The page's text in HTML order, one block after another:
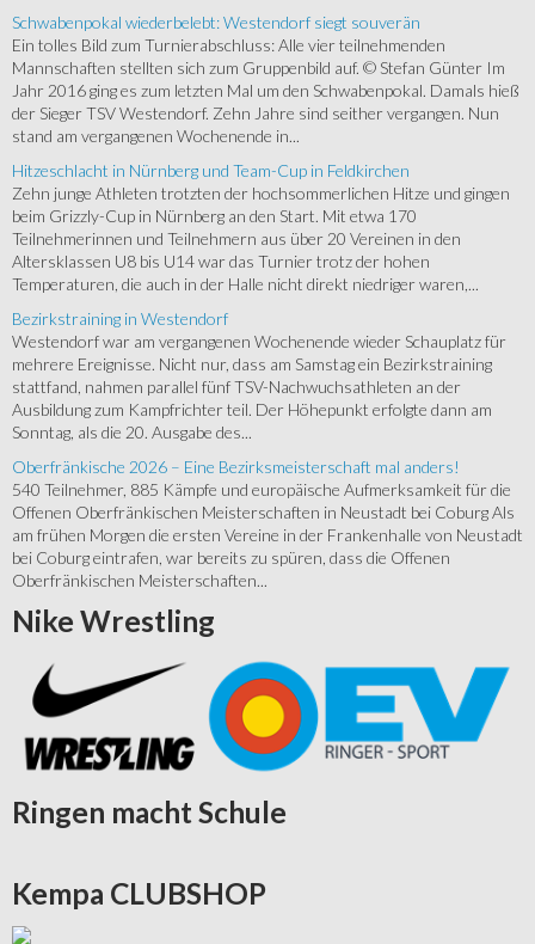
Schwabenpokal wiederbelebt: Westendorf siegt souverän
Ein tolles Bild zum Turnierabschluss: Alle vier teilnehmenden
Mannschaften stellten sich zum Gruppenbild auf. © Stefan Günter Im
Jahr 2016 ging es zum letzten Mal um den Schwabenpokal. Damals hieß
der Sieger TSV Westendorf. Zehn Jahre sind seither vergangen. Nun
stand am vergangenen Wochenende in...
Hitzeschlacht in Nürnberg und Team-Cup in Feldkirchen
Zehn junge Athleten trotzten der hochsommerlichen Hitze und gingen
beim Grizzly-Cup in Nürnberg an den Start. Mit etwa 170
Teilnehmerinnen und Teilnehmern aus über 20 Vereinen in den
Altersklassen U8 bis U14 war das Turnier trotz der hohen
Temperaturen, die auch in der Halle nicht direkt niedriger waren,...
Bezirkstraining in Westendorf
Westendorf war am vergangenen Wochenende wieder Schauplatz für
mehrere Ereignisse. Nicht nur, dass am Samstag ein Bezirkstraining
stattfand, nahmen parallel fünf TSV-Nachwuchsathleten an der
Ausbildung zum Kampfrichter teil. Der Höhepunkt erfolgte dann am
Sonntag, als die 20. Ausgabe des...
Oberfränkische 2026 – Eine Bezirksmeisterschaft mal anders!
540 Teilnehmer, 885 Kämpfe und europäische Aufmerksamkeit für die
Offenen Oberfränkischen Meisterschaften in Neustadt bei Coburg Als
am frühen Morgen die ersten Vereine in der Frankenhalle von Neustadt
bei Coburg eintrafen, war bereits zu spüren, dass die Offenen
Oberfränkischen Meisterschaften...
Nike Wrestling
Ringen macht Schule
Kempa CLUBSHOP